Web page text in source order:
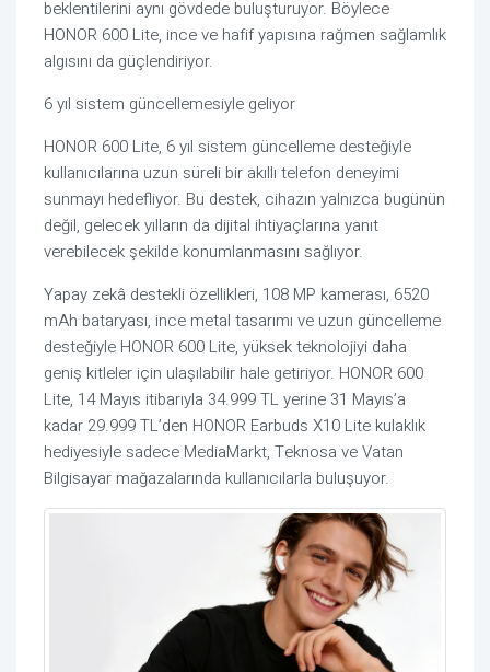
beklentilerini aynı gövdede buluşturuyor. Böylece
HONOR 600 Lite, ince ve hafif yapısına rağmen sağlamlık
algısını da güçlendiriyor.
6 yıl sistem güncellemesiyle geliyor
HONOR 600 Lite, 6 yıl sistem güncelleme desteğiyle
kullanıcılarına uzun süreli bir akıllı telefon deneyimi
sunmayı hedefliyor. Bu destek, cihazın yalnızca bugünün
değil, gelecek yılların da dijital ihtiyaçlarına yanıt
verebilecek şekilde konumlanmasını sağlıyor.
Yapay zekâ destekli özellikleri, 108 MP kamerası, 6520
mAh bataryası, ince metal tasarımı ve uzun güncelleme
desteğiyle HONOR 600 Lite, yüksek teknolojiyi daha
geniş kitleler için ulaşılabilir hale getiriyor. HONOR 600
Lite, 14 Mayıs itibarıyla 34.999 TL yerine 31 Mayıs’a
kadar 29.999 TL’den HONOR Earbuds X10 Lite kulaklık
hediyesiyle sadece MediaMarkt, Teknosa ve Vatan
Bilgisayar mağazalarında kullanıcılarla buluşuyor.